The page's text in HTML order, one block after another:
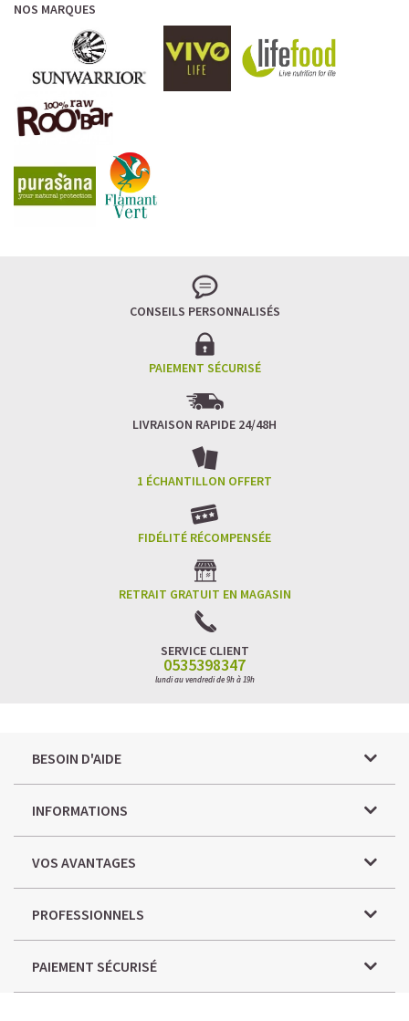
NOS MARQUES
CONSEILS PERSONNALISÉS
PAIEMENT SÉCURISÉ
LIVRAISON RAPIDE 24/48H
1 ÉCHANTILLON OFFERT
FIDÉLITÉ RÉCOMPENSÉE
RETRAIT GRATUIT EN MAGASIN
SERVICE CLIENT
0535398347
lundi au vendredi de 9h à 19h
BESOIN D'AIDE
INFORMATIONS
VOS AVANTAGES
PROFESSIONNELS
PAIEMENT SÉCURISÉ